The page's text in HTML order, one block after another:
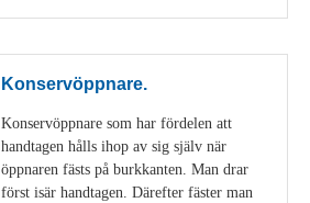
Konservöppnare.
Konservöppnare som har fördelen att
handtagen hålls ihop av sig själv när
öppnaren fästs på burkkanten. Man drar
först isär handtagen. Därefter fäster man